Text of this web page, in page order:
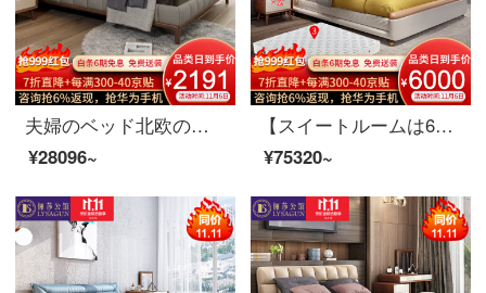
夫婦のベッド北欧のベッドは、ダブルベッド1.8メートルのシンプルなベッドルームの家具のシングルベッド1800*2000
¥28096~
【スイートルームは6割引が受けられます】夫婦莎公館北欧寝室客間レストラン全室家具セットA【80-150平方メートル】適用コース一（主寝台5点セット）胡桃色
¥75320~